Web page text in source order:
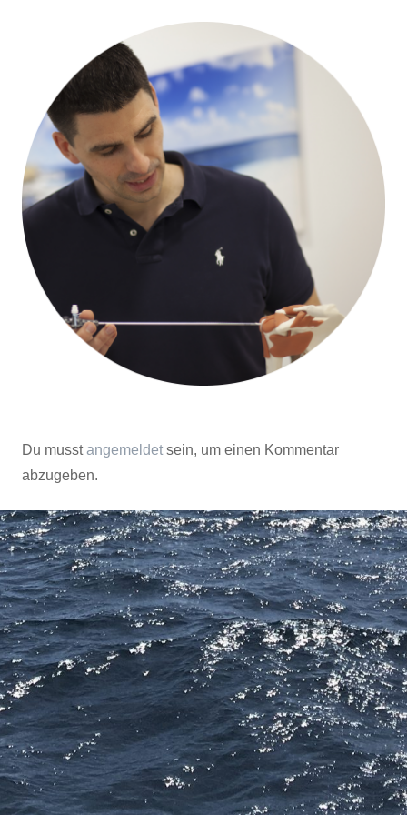
Du musstangemeldet sein, um einen Kommentar
abzugeben.